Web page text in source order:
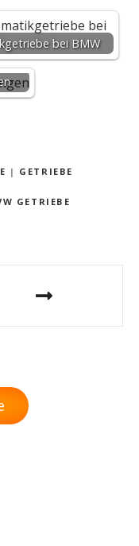
bei BMW
| GETRIEBE
GETRIEBE